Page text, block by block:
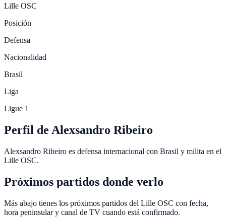
Lille OSC
Posición
Defensa
Nacionalidad
Brasil
Liga
Ligue 1
Perfil de Alexsandro Ribeiro
Alexsandro Ribeiro es defensa internacional con Brasil y milita en el
Lille OSC.
Próximos partidos donde verlo
Más abajo tienes los próximos partidos del Lille OSC con fecha,
hora peninsular y canal de TV cuando está confirmado.